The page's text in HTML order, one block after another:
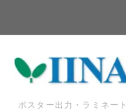
ポスター出力・ラミネー